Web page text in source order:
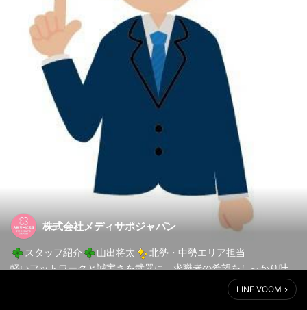
株式会社メディサポジャパン
スタッフ紹介 山出将太
北勢・中勢エリア担当
軽いフットワークと誠実さを武器に、求職者の希望をしっかり叶
LINE VOOM